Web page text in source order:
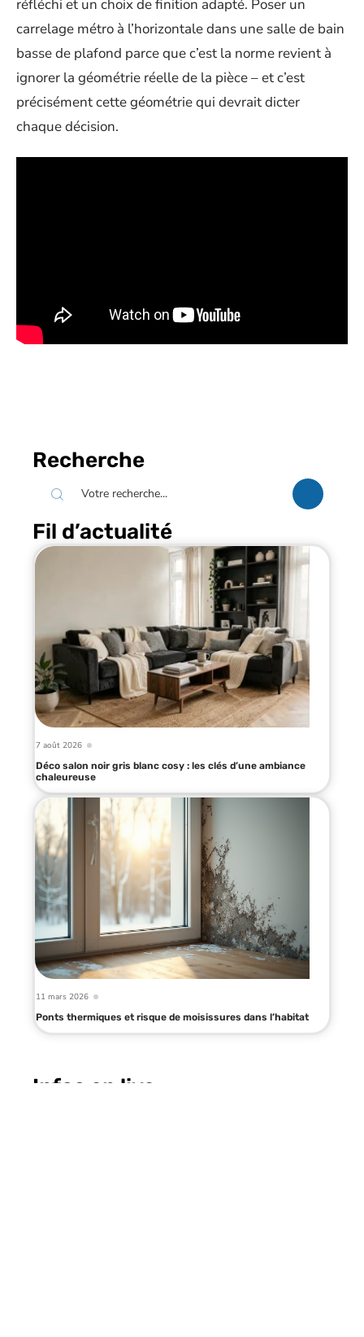
réfléchi et un choix de finition adapté. Poser un
carrelage métro à l’horizontale dans une salle de bain
basse de plafond parce que c’est la norme revient à
ignorer la géométrie réelle de la pièce – et c’est
précisément cette géométrie qui devrait dicter
chaque décision.
Recherche
Fil d’actualité
7 août 2026
Déco salon noir gris blanc cosy : les clés d’une ambiance
chaleureuse
11 mars 2026
Ponts thermiques et risque de moisissures dans l’habitat
Infos en live